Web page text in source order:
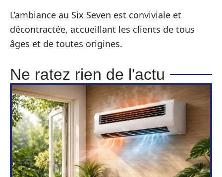
L’ambiance au Six Seven est conviviale et
décontractée, accueillant les clients de tous
âges et de toutes origines.
Ne ratez rien de l'actu